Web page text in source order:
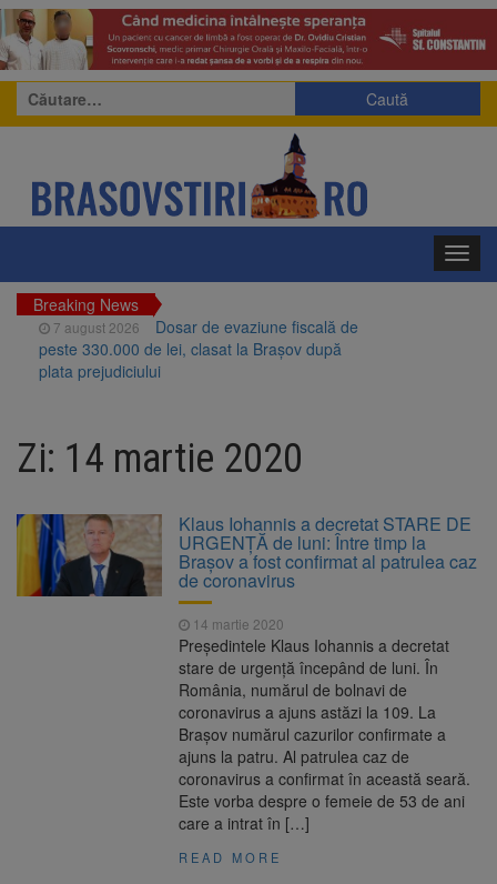
Caută
după:
Breaking News
7 august 2026
Dosar de evaziune fiscală de
peste 330.000 de lei, clasat la Brașov după
plata prejudiciului
sistarea plăților către Brai-Cata și Comprest.
Motivul: platforme de gunoi neigienizate
Piața Star din Brașov au fost demolate
7 august 2026
Platforma Belvedere de pe
Tâmpa intră în renovare. Contract de peste 1
milion de lei și termen de trei luni
Unul dintre cele mai mari
parcuri ale Brașovului va fi amenajat în
Bartolomeu-Avantgarden. Contractul a fost
Trafic blocat pe DN1E Brașov
– Poiana Brașov după un accident. Două
persoane primesc îngrijiri medicale
Zi: 14 martie 2020
Klaus Iohannis a decretat STARE DE
URGENȚĂ de luni: Între timp la
Brașov a fost confirmat al patrulea caz
de coronavirus
14 martie 2020
Președintele Klaus Iohannis a decretat
stare de urgență începând de luni. În
România, numărul de bolnavi de
coronavirus a ajuns astăzi la 109. La
Brașov numărul cazurilor confirmate a
ajuns la patru. Al patrulea caz de
coronavirus a confirmat în această seară.
Este vorba despre o femeie de 53 de ani
care a intrat în […]
READ MORE